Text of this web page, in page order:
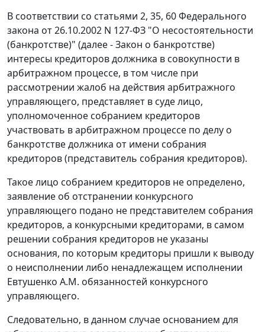
В соответствии со статьями 2, 35, 60Федерального
закона от 26.10.2002 N 127-ФЗ "О несостоятельности
(банкротстве)" (далее - Закон о банкротстве)
интересы кредиторов должника в совокупности в
арбитражном процессе, в том числе при
рассмотрении жалоб на действия арбитражного
управляющего, представляет в суде лицо,
уполномоченное собранием кредиторов
участвовать в арбитражном процессе по делу о
банкротстве должника от имени собрания
кредиторов (представитель собрания кредиторов).
Такое лицо собранием кредиторов не определено,
заявление об отстранении конкурсного
управляющего подано не представителем собрания
кредиторов, а конкурсными кредиторами, в самом
решении собрания кредиторов не указаны
основания, по которым кредиторы пришли к выводу
о неисполнении либо ненадлежащем исполнении
Евтушенко А.М. обязанностей конкурсного
управляющего.
Следовательно, в данном случае основанием для